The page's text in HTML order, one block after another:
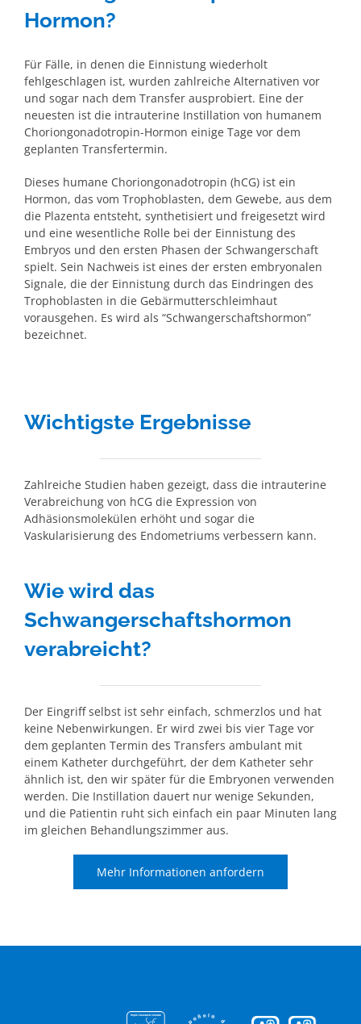
Hormon?
Für Fälle, in denen die Einnistung wiederholt
fehlgeschlagen ist, wurden zahlreiche Alternativen vor
und sogar nach dem Transfer ausprobiert. Eine der
neuesten ist die intrauterine Instillation von humanem
Choriongonadotropin-Hormon einige Tage vor dem
geplanten Transfertermin.
Dieses humane Choriongonadotropin (hCG) ist ein
Hormon, das vom Trophoblasten, dem Gewebe, aus dem
die Plazenta entsteht, synthetisiert und freigesetzt wird
und eine wesentliche Rolle bei der Einnistung des
Embryos und den ersten Phasen der Schwangerschaft
spielt. Sein Nachweis ist eines der ersten embryonalen
Signale, die der Einnistung durch das Eindringen des
Trophoblasten in die Gebärmutterschleimhaut
vorausgehen. Es wird als “Schwangerschaftshormon”
bezeichnet.
Wichtigste Ergebnisse
Zahlreiche Studien haben gezeigt, dass die intrauterine
Verabreichung von hCG die Expression von
Adhäsionsmolekülen erhöht und sogar die
Vaskularisierung des Endometriums verbessern kann.
Wie wird das
Schwangerschaftshormon
verabreicht?
Der Eingriff selbst ist sehr einfach, schmerzlos und hat
keine Nebenwirkungen. Er wird zwei bis vier Tage vor
dem geplanten Termin des Transfers ambulant mit
einem Katheter durchgeführt, der dem Katheter sehr
ähnlich ist, den wir später für die Embryonen verwenden
werden. Die Instillation dauert nur wenige Sekunden,
und die Patientin ruht sich einfach ein paar Minuten lang
im gleichen Behandlungszimmer aus.
Mehr Informationen anfordern